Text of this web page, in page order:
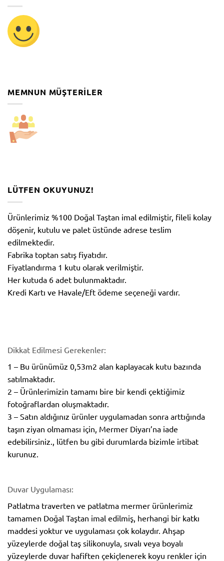
MEMNUN MÜŞTERILER
LÜTFEN OKUYUNUZ!
Ürünlerimiz %100 Doğal Taştan imal edilmiştir, fileli kolay
döşenir, kutulu ve palet üstünde adrese teslim
edilmektedir.
Fabrika toptan satış fiyatıdır.
Fiyatlandırma 1 kutu olarak verilmiştir.
Her kutuda 6 adet bulunmaktadır.
Kredi Kartı ve Havale/Eft ödeme seçeneği vardır.
Dikkat Edilmesi Gerekenler:
1 – Bu ürünümüz 0,53m2 alan kaplayacak kutu bazında
satılmaktadır.
2 – Ürünlerimizin tamamı bire bir kendi çektiğimiz
fotoğraflardan oluşmaktadır.
3 – Satın aldığınız ürünler uygulamadan sonra arttığında
taşın ziyan olmaması için, Mermer Diyarı’na iade
edebilirsiniz., lütfen bu gibi durumlarda bizimle irtibat
kurunuz.
Duvar Uygulaması:
Patlatma traverten ve patlatma mermer ürünlerimiz
tamamen Doğal Taştan imal edilmiş, herhangi bir katkı
maddesi yoktur ve uygulaması çok kolaydır. Ahşap
yüzeylerde doğal taş silikonuyla, sıvalı veya boyalı
yüzeylerde duvar hafiften çekiçlenerek koyu renkler için